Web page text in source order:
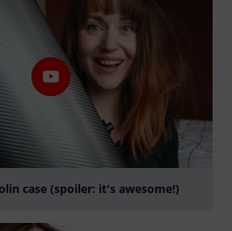
case (spoiler: it's awesome!)